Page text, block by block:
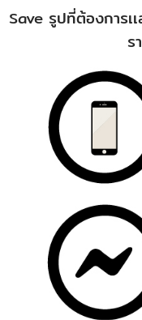
Save รูปที่ต้องการเ
ร